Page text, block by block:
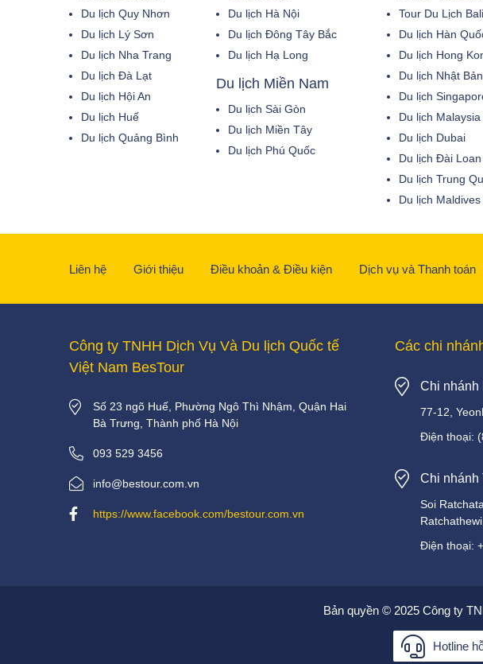
Du lịch Quy Nhơn
Du lịch Lý Sơn
Du lịch Nha Trang
Du lịch Đà Lạt
Du lịch Hội An
Du lịch Huế
Du lịch Quảng Bình
Du lịch Hà Nội
Du lịch Đông Tây Bắc
Du lịch Hạ Long
Du lịch Miền Nam
Du lịch Sài Gòn
Du lịch Miền Tây
Du lịch Phú Quốc
Tour Du Lịch Bali
Du lịch Hàn
Du lịch Hong
Du lịch Nhật Bản
Du lịch
Du lịch Malaysia
Du lịch Dubai
Du lịch Đài Loan
Du lịch Trung
Du lịch Maldives
Liên hệ Giới thiệu Điều khoản & Điều kiện Dịch vụ và Thanh toán
Công ty TNHH Dịch Vụ Và Du lịch Quốc tế
Việt Nam BesTour
Số 23 ngõ Huế, Phường Ngô Thì Nhậm, Quận Hai
Bà Trưng, Thành phố Hà Nội
093 529 3456
info@bestour.com.vn
https://www.facebook.com/bestour.com.vn
Các chi
Chi nhánh
77-12,
Điện thoại:
Chi nhánh
Soi Ratchata
Ratchathewi,
Điện thoại: +
Bản quyền © 2025 Công ty
Hotline